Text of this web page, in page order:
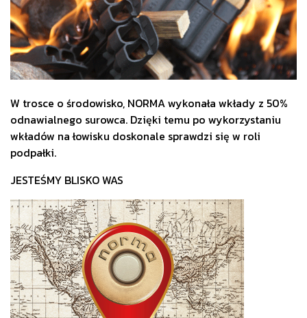
W trosce o środowisko, NORMA wykonała wkłady z 50%
odnawialnego surowca. Dzięki temu po wykorzystaniu
wkładów na łowisku doskonale sprawdzi się w roli
podpałki.
JESTEŚMY BLISKO WAS